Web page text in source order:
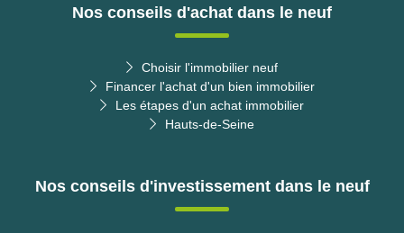
Nos conseils d'achat dans le neuf
Choisir l'immobilier neuf
Financer l'achat d'un bien immobilier
Les étapes d'un achat immobilier
Hauts-de-Seine
Nos conseils d'investissement dans le neuf